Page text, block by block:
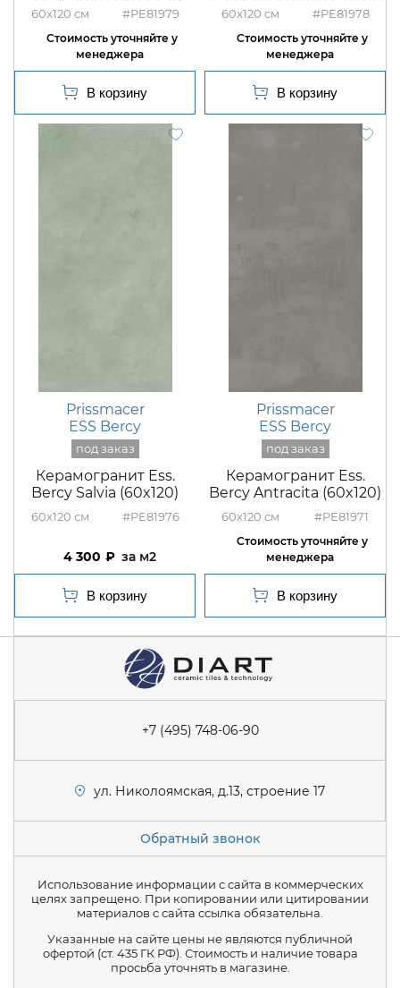
60x120 #PE81979 60x120 #PE81978
Prissmacer
ESS Bercy
Керамогранит Ess.
Bercy Salvia (60x120)
60x120 #PE81976
4 300 м2
Prissmacer
ESS Bercy
Керамогранит Ess.
Bercy Antracita (60x120)
60x120 #PE81971
+7 (495) 748-06-90
ул. Николоямская, д.13, строение 17
Обратный звонок
Использование информации с сайта в коммерческих
целях запрещено. При копировании или цитировании
материалов с сайта ссылка обязательна.
Указанные на сайте цены не являются публичной
офертой (ст. 435 ГК РФ). Стоимость и наличие товара
просьба уточнять в магазине.